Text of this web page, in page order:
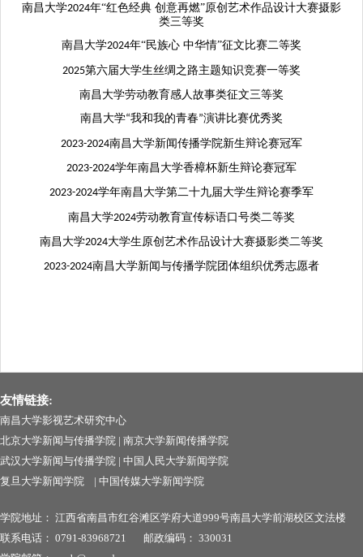
南昌大学2024年“红色经典 创意再燃”原创艺术作品设计大赛摄影
类三等奖
南昌大学2024年“民族心 中华情”征文比赛二等奖
2025第六届大学生丝绸之路主题知识竞赛一等奖
南昌大学劳动教育感人故事类征文三等奖
南昌大学“我和我的青春”演讲比赛优秀奖
2023-2024南昌大学新闻传播学院新生辩论赛冠军
2023-2024学年南昌大学香樟杯新生辩论赛冠军
2023-2024学年南昌大学第二十九届大学生辩论赛季军
南昌大学2024劳动教育宣传标语口号类二等奖
南昌大学2024大学生原创艺术作品设计大赛摄影类二等奖
2023-2024南昌大学新闻与传播学院团体组织优秀志愿者
友情链接:
南昌大学影视艺术研究中心
北京大学新闻与传播学院 | 南京大学新闻传播学院
武汉大学新闻与传播学院 | 中国人民大学新闻学院
复旦大学新闻学院
| 中国传媒大学新闻学院
学院地址： 江西省南昌市红谷滩区学府大道999号南昌大学前湖校区文法楼
联系电话： 0791-83968721 邮政编码： 330031